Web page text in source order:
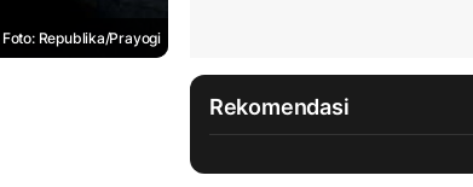
Foto: Republika/Prayogi
Rekomendasi